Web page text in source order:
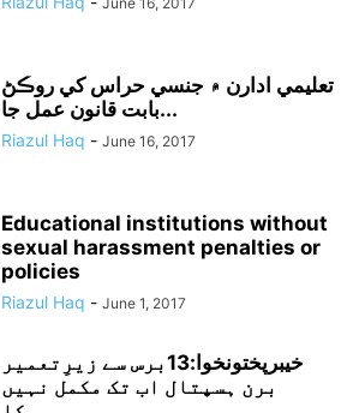
تعليمي ادارن ۾ جنسي حراس کي روڪڻ
بابت قانون عمل جا...
Riazul Haq - June 16, 2017
Educational institutions without
sexual harassment penalties or
policies
Riazul Haq - June 1, 2017
خیبرپختونخوا:13برس سے زیرِتعمیر
برن ہسپتال اب تک مکمل نہیں